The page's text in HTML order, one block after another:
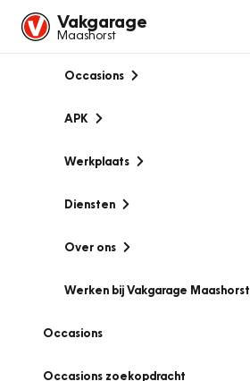
Vakgarage
Maashorst
Occasions
APK
Werkplaats
Diensten
Over ons
Werken bij Vakgarage Maashorst
Occasions
Occasions zoekopdracht